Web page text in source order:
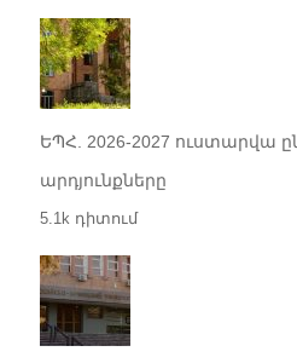
ԵՊՀ. 2026-2027 ուստարվա
արդյունքները
5.1k դիտում